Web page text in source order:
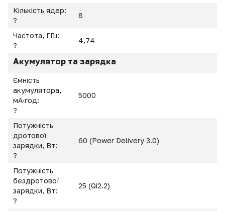
Кількість ядер:
?
8
Частота, ГГц:
?
4,74
Акумулятор та зарядка
Ємність
акумулятора,
мА·год:
?
5000
Потужність
дротової
зарядки, Вт:
?
60 (Power Delivery 3.0)
Потужність
бездротової
зарядки, Вт:
?
25 (Qi2.2)